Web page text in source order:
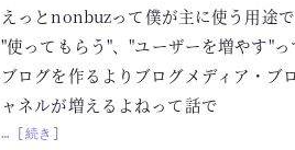
えっとnonbuzって僕が主に使う用途で
"使ってもらう"、"ユーザーを増やす"
ブログを作るよりブログメディア・ブ
ャネルが増えるよねって話で
… [続き]